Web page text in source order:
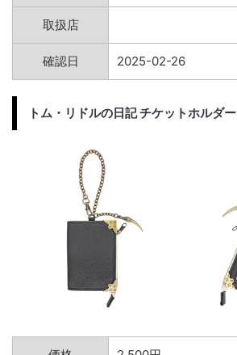
取扱店
確認日 2025-02-26
トム・リドルの日記 チケットホルダー